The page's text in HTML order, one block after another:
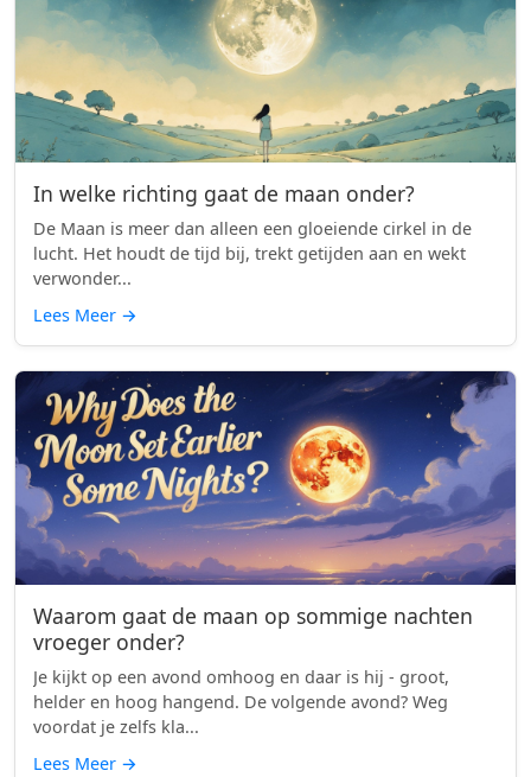
In welke richting gaat de maan onder?
De Maan is meer dan alleen een gloeiende cirkel in de
lucht. Het houdt de tijd bij, trekt getijden aan en wekt
verwonder...
Lees Meer →
Waarom gaat de maan op sommige nachten
vroeger onder?
Je kijkt op een avond omhoog en daar is hij - groot,
helder en hoog hangend. De volgende avond? Weg
voordat je zelfs kla...
Lees Meer →